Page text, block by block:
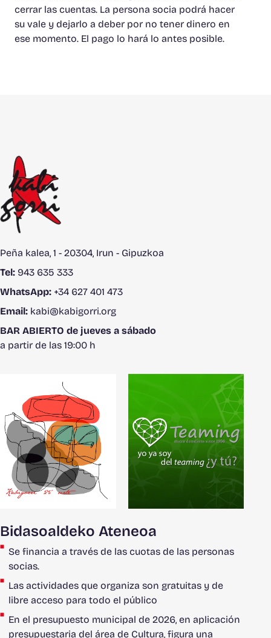
cerrar las cuentas. La persona socia podrá hacer
su vale y dejarlo a deber por no tener dinero en
ese momento. El pago lo hará lo antes posible.
Peña kalea, 1 - 20304, Irun - Gipuzkoa
Tel: 943 635 333
WhatsApp: +34 627 401 473
Email: kabi@kabigorri.org
BAR ABIERTO de jueves a sábado
a partir de las 19:00 h
Bidasoaldeko Ateneoa
Se financia a través de las cuotas de las personas
socias.
Las actividades que organiza son gratuitas y de
libre acceso para todo el público
En el presupuesto municipal de 2026, en aplicación
presupuestaria del área de Cultura, figura una